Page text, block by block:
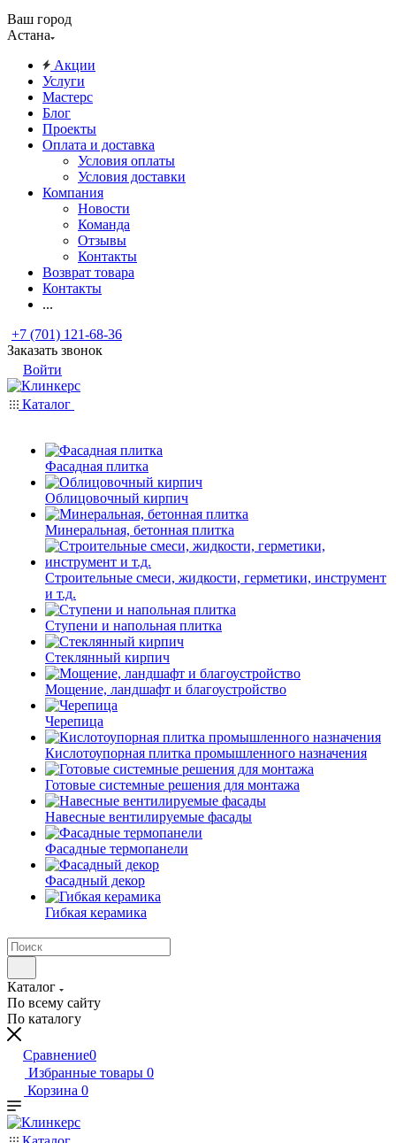
Ваш город
Астана
Акции
Услуги
Мастерс
Блог
Проекты
Оплата и доставка
Условия оплаты
Условия доставки
Компания
Новости
Команда
Отзывы
Контакты
Возврат товара
Контакты
...
+7 (701) 121-68-36
Заказать звонок
Войти
Каталог
Фасадная плитка
Облицовочный кирпич
Минеральная, бетонная плитка
Строительные смеси, жидкости, герметики, инструмент
и т.д.
Ступени и напольная плитка
Cтеклянный кирпич
Мощение, ландшафт и благоустройство
Черепица
Кислотоупорная плитка промышленного назначения
Готовые системные решения для монтажа
Навесные вентилируемые фасады
Фасадные термопанели
Фасадный декор
Гибкая керамика
Каталог
По всему сайту
По каталогу
Сравнение0
Избранные товары 0
Корзина 0